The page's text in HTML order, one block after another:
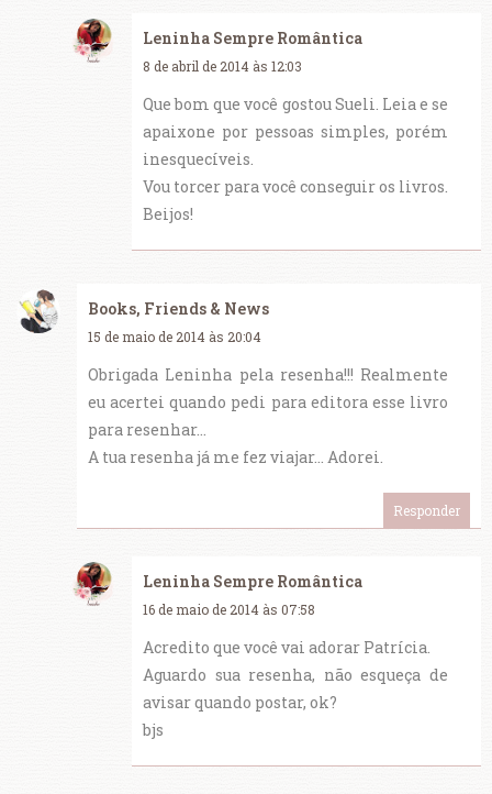
Leninha Sempre Romântica
8 de abril de 2014 às 12:03
Que bom que você gostou Sueli. Leia e se
apaixone por pessoas simples, porém
inesquecíveis.
Vou torcer para você conseguir os livros.
Beijos!
Books, Friends & News
15 de maio de 2014 às 20:04
Obrigada Leninha pela resenha!!! Realmente
eu acertei quando pedi para editora esse livro
para resenhar...
A tua resenha já me fez viajar... Adorei.
Responder
Leninha Sempre Romântica
16 de maio de 2014 às 07:58
Acredito que você vai adorar Patrícia.
Aguardo sua resenha, não esqueça de
avisar quando postar, ok?
bjs